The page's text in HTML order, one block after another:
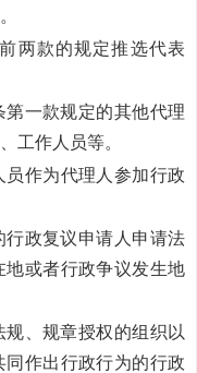
两款的规定推选代表
一款规定的其他代理
工作人员等。
作为代理人参加行政
政复议申请人申请法
或者行政争议发生地
、规章授权的组织以
作出行政行为的行政